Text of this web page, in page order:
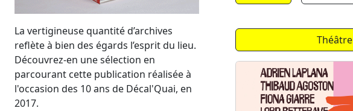
La vertigineuse quantité d’archives
reflète à bien des égards l’esprit du lieu.
Découvrez-en une sélection en
parcourant cette publication réalisée à
l'occasion des 10 ans de Décal'Quai, en
2017.
Théâtre